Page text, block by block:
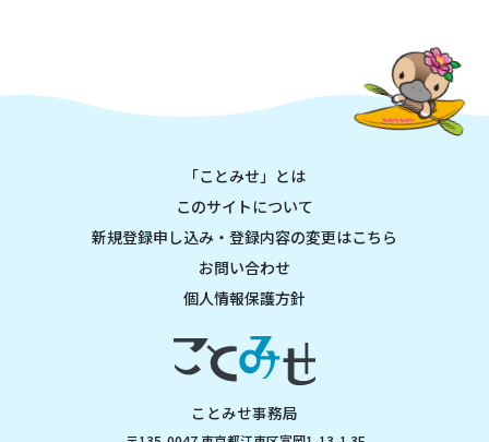
「ことみせ」とは
このサイトについて
新規登録申し込み・登録内容の変更はこちら
お問い合わせ
個人情報保護方針
ことみせ事務局